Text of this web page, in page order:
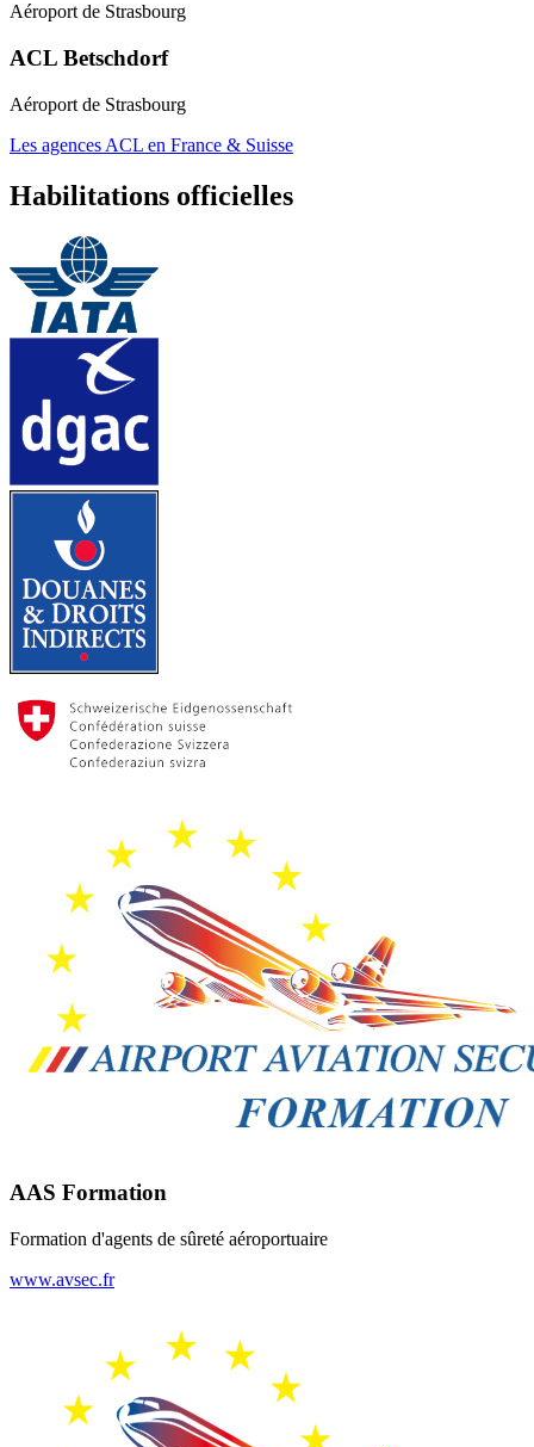
Aéroport de Strasbourg
ACL Betschdorf
Aéroport de Strasbourg
Les agences ACL en France & Suisse
Habilitations officielles
AAS Formation
Formation d'agents de sûreté aéroportuaire
www.avsec.fr